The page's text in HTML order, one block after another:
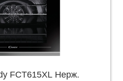
FCT615XL Нерж.